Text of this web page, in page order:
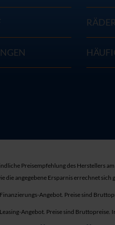
Preisempfehlung des Herstellers am
die angegebene Ersparnis errechnet
Angebot. Preise sind
Angebot. Preise sind